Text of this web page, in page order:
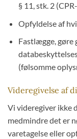
§ 11, stk. 2
Opfyldelse af
Fastlægge, gøre
(følsomme
Videregivelse af
Vi videregiver ikke
medmindre det er
varetagelse eller